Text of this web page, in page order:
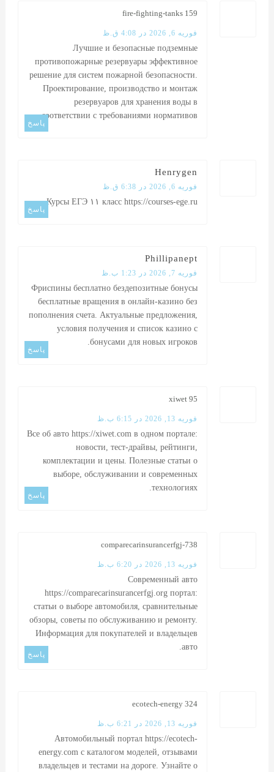
fire-fighting-tanks 159
فوریه 6, 2026 در 4:08 ق.ظ
Лучшие и безопасныеподземные
противопожарные резервуары эффективное
решение для систем пожарной безопасности.
Проектирование, производство и монтаж
резервуаров для хранения воды в
соответствии с требованиями нормативов.
پاسخ
Henrygen
فوریه 6, 2026 در 6:38 ق.ظ
Курсы ЕГЭ ۱۱ классhttps://courses-ege.ru
پاسخ
Phillipanept
فوریه 7, 2026 در 1:23 ب.ظ
Фриспины бесплатнобездепозитные бонусы
бесплатные вращения в онлайн-казино без
пополнения счета. Актуальные предложения,
условия получения и список казино с
бонусами для новых игроков.
پاسخ
xiwet 95
فوریه 13, 2026 در 6:15 ب.ظ
Все об автоhttps://xiwet.com в одном портале:
новости, тест-драйвы, рейтинги,
комплектации и цены. Полезные статьи о
выборе, обслуживании и современных
технологиях.
پاسخ
comparecarinsurancerfgj-738
فوریه 13, 2026 در 6:20 ب.ظ
Современный авто
https://comparecarinsurancerfgj.org портал:
статьи о выборе автомобиля, сравнительные
обзоры, советы по обслуживанию и ремонту.
Информация для покупателей и владельцев
авто.
پاسخ
ecotech-energy 324
فوریه 13, 2026 در 6:21 ب.ظ
Автомобильный порталhttps://ecotech-
energy.com с каталогом моделей, отзывами
владельцев и тестами на дороге. Узнайте о